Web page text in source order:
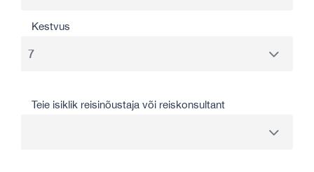
Kestvus
Teie isiklik reisinõustaja või reiskonsultant